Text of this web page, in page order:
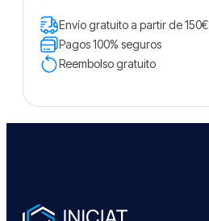
Envío gratuito a partir de 150€
Pagos 100% seguros
Reembolso gratuito